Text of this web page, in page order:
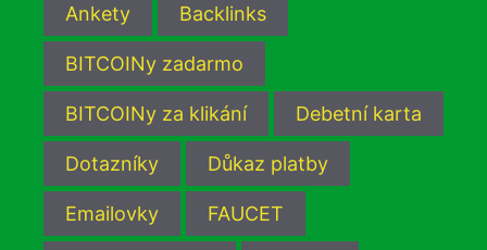
Ankety Backlinks
BITCOINy zadarmo
BITCOINy za klikání Debetní karta
Dotazníky Důkaz platby
Emailovky FAUCET